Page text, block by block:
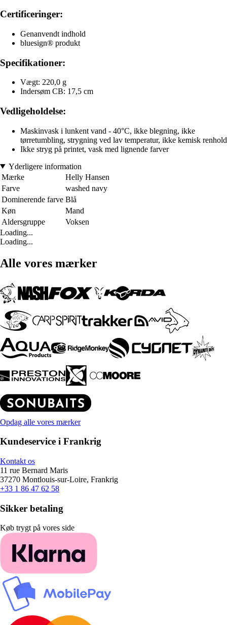
Certificeringer:
Genanvendt indhold
bluesign® produkt
Specifikationer:
Vægt: 220,0 g
Indersøm CB: 17,5 cm
Vedligeholdelse:
Maskinvask i lunkent vand - 40°C, ikke blegning, ikke
tørretumbling, strygning ved lav temperatur, ikke kemisk renhold
Ikke stryg på printet, vask med lignende farver
Yderligere information
Mærke
Helly Hansen
Farve
washed navy
Dominerende farve Blå
Køn
Mand
Aldersgruppe
Voksen
Loading...
Loading...
Alle vores mærker
Opdag alle vores mærker
Kundeservice i Frankrig
Kontakt os
11 rue Bernard Maris
37270 Montlouis-sur-Loire, Frankrig
+33 1 86 47 62 58
Sikker betaling
Køb trygt på vores side